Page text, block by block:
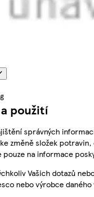
použití
správných
změně složek
pouze na informace
Vašich dotazů
nebo výrobce